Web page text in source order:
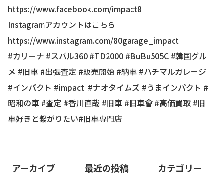
https://www.facebook.com/impact8
Instagramアカウントはこちら
https://www.instagram.com/80garage_impact
#カリーナ #スバル360 #TD2000 #BuBu505C #韓国グル
メ #旧車 #出張査定 #販売開始 #納車 #ハチマルガレージ
#インパクト #impact #ナオタイムズ #うまインパクト #
昭和の車 #査定 #香川直哉 #旧車 #旧車會 #高価買取 #旧
車好きと繋がりたい#旧車専門店
アーカイブ 最近の投稿 カテゴリー